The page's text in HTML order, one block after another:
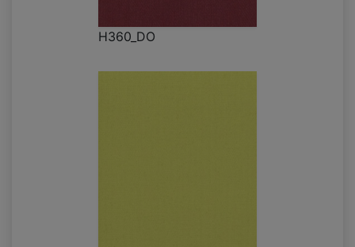
H360_DO